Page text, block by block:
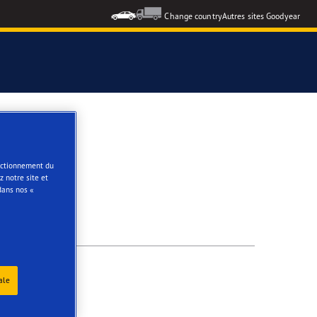
Change countryAutres sites Goodyear
du
notre site et
nos «